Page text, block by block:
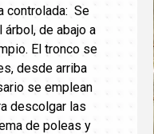
controlada: Se
de abajo a
El tronco se
desde arriba
se emplean
descolgar las
de poleas y